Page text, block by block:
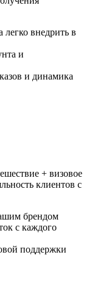
внедрить в
и
и динамика
+ визовое
клиентов с
брендом
с каждого
поддержки